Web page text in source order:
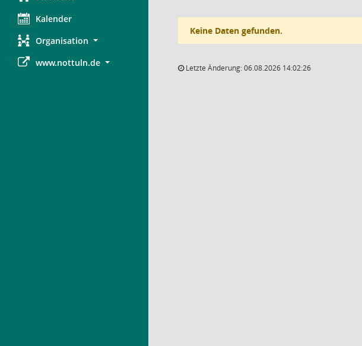
Kalender
Organisation
www.nottuln.de
Keine Daten gefunden.
Letzte Änderung: 06.08.2026 14:02:26